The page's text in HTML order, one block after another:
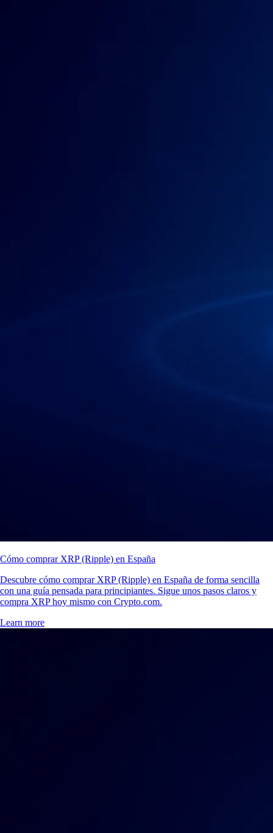
Cómo comprar XRP (Ripple) en España
Descubre cómo comprar XRP (Ripple) en España de forma sencilla
con una guía pensada para principiantes. Sigue unos pasos claros y
compra XRP hoy mismo con Crypto.com.
Learn more